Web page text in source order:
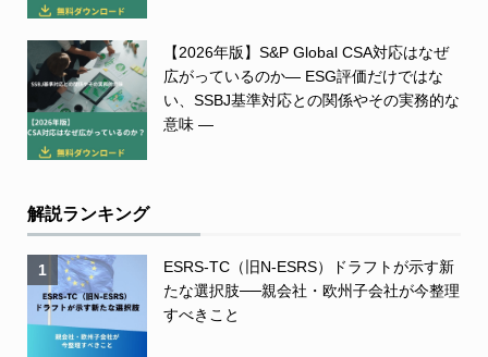
【2026年版】S&P Global CSA対応はなぜ
広がっているのか― ESG評価だけではな
い、SSBJ基準対応との関係やその実務的な
意味 ―
解説ランキング
1
ESRS-TC（旧N-ESRS）ドラフトが示す新
たな選択肢──親会社・欧州子会社が今整理
すべきこと